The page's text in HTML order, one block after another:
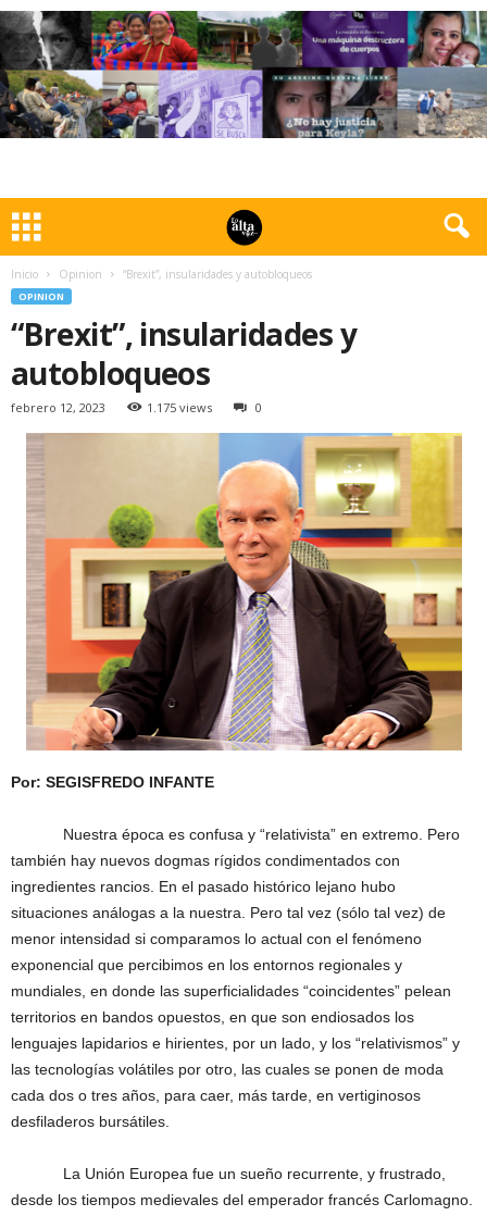
Inicio Opinion “Brexit”, insularidades y autobloqueos
OPINION
“Brexit”, insularidades y
autobloqueos
febrero 12, 2023 1.175 views 0
Por: SEGISFREDO INFANTE
Nuestra época es confusa y “relativista” en extremo. Pero
también hay nuevos dogmas rígidos condimentados con
ingredientes rancios. En el pasado histórico lejano hubo
situaciones análogas a la nuestra. Pero tal vez (sólo tal vez) de
menor intensidad si comparamos lo actual con el fenómeno
exponencial que percibimos en los entornos regionales y
mundiales, en donde las superficialidades “coincidentes” pelean
territorios en bandos opuestos, en que son endiosados los
lenguajes lapidarios e hirientes, por un lado, y los “relativismos” y
las tecnologías volátiles por otro, las cuales se ponen de moda
cada dos o tres años, para caer, más tarde, en vertiginosos
desfiladeros bursátiles.
La Unión Europea fue un sueño recurrente, y frustrado,
desde los tiempos medievales del emperador francés Carlomagno.